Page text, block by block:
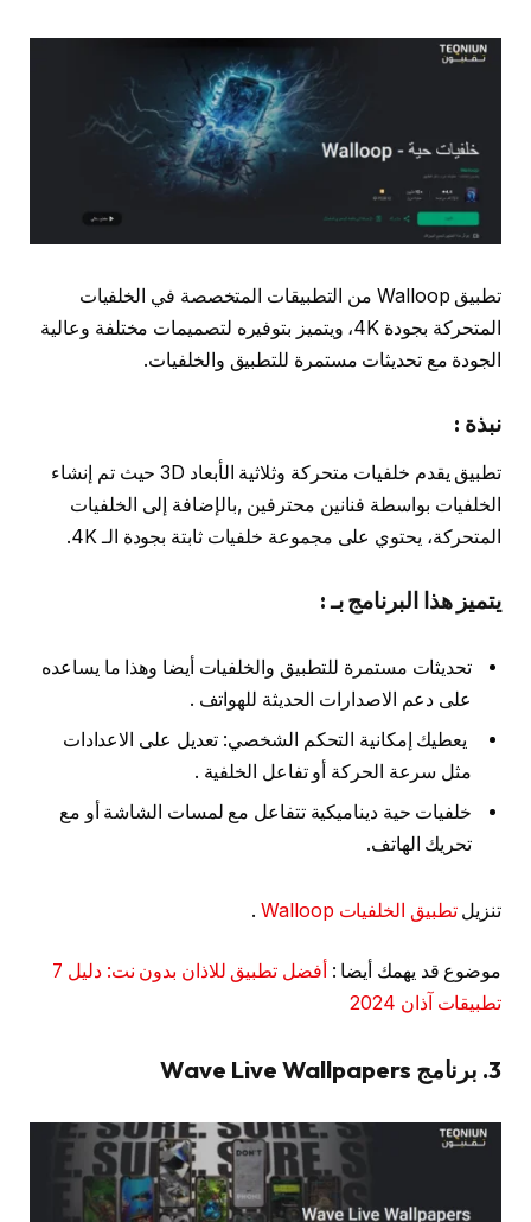
تطبيق Walloopمن التطبيقات المتخصصة في الخلفيات
المتحركة بجودة 4K، ويتميز بتوفيره لتصميمات مختلفة وعالية
الجودة مع تحديثات مستمرة للتطبيق والخلفيات.
نبذة :
تطبيق يقدم خلفيات متحركة وثلاثية الأبعاد 3D حيث تم إنشاء
الخلفيات بواسطة فنانين محترفين ,بالإضافة إلى الخلفيات
المتحركة، يحتوي على مجموعة خلفيات ثابتة بجودة الـ 4K.
يتميز هذا البرنامج بـ :
تحديثات مستمرة للتطبيق والخلفيات أيضا وهذا ما يساعده
على دعم الاصدارات الحديثة للهواتف .
يعطيك إمكانية التحكم الشخصي: تعديل على الاعدادات
مثل سرعة الحركة أو تفاعل الخلفية .
خلفيات حية ديناميكية تتفاعل مع لمسات الشاشة أو مع
تحريك الهاتف.
تنزيلتطبيق الخلفيات Walloop .
موضوع قد يهمك أيضا :
أفضل تطبيق للاذان بدون نت: دليل 7
تطبيقات آذان 2024
3. برنامج Wave Live Wallpapers